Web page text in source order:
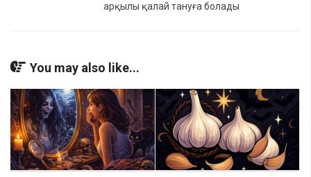
арқылы қалай тануға болады
You may also like...